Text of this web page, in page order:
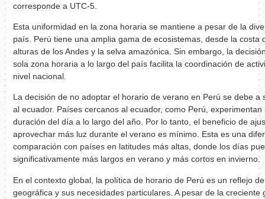
corresponde a UTC-5.
Esta uniformidad en la zona horaria se mantiene a pesar de la
país. Perú tiene una amplia gama de ecosistemas, desde la costa
alturas de los Andes y la selva amazónica. Sin embargo, la
sola zona horaria a lo largo del país facilita la coordinación de
nivel nacional.
La decisión de no adoptar el horario de verano en Perú se debe a
al ecuador. Países cercanos al ecuador, como Perú,
duración del día a lo largo del año. Por lo tanto, el beneficio de
aprovechar más luz durante el verano es mínimo. Esta es una
comparación con países en latitudes más altas, donde los días
significativamente más largos en verano y más cortos en invierno.
En el contexto global, la política de horario de Perú es un reflejo
geográfica y sus necesidades particulares. A pesar de la creciente